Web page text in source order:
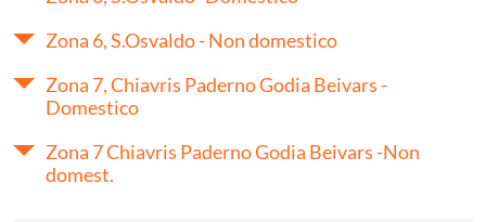
Zona 6, S.Osvaldo - Non domestico
Zona 7, Chiavris Paderno Godia Beivars -
Domestico
Zona 7 Chiavris Paderno Godia Beivars -Non
domest.